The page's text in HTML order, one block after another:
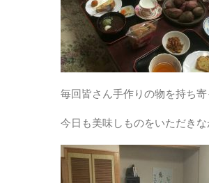
毎回皆さん手作りの物を持ち寄
今日も美味しものをいただきな